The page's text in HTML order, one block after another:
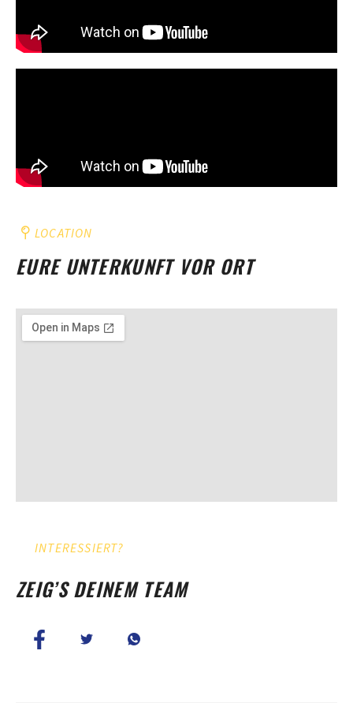
LOCATION
EURE UNTERKUNFT VOR ORT
INTERESSIERT?
ZEIG’S DEINEM TEAM